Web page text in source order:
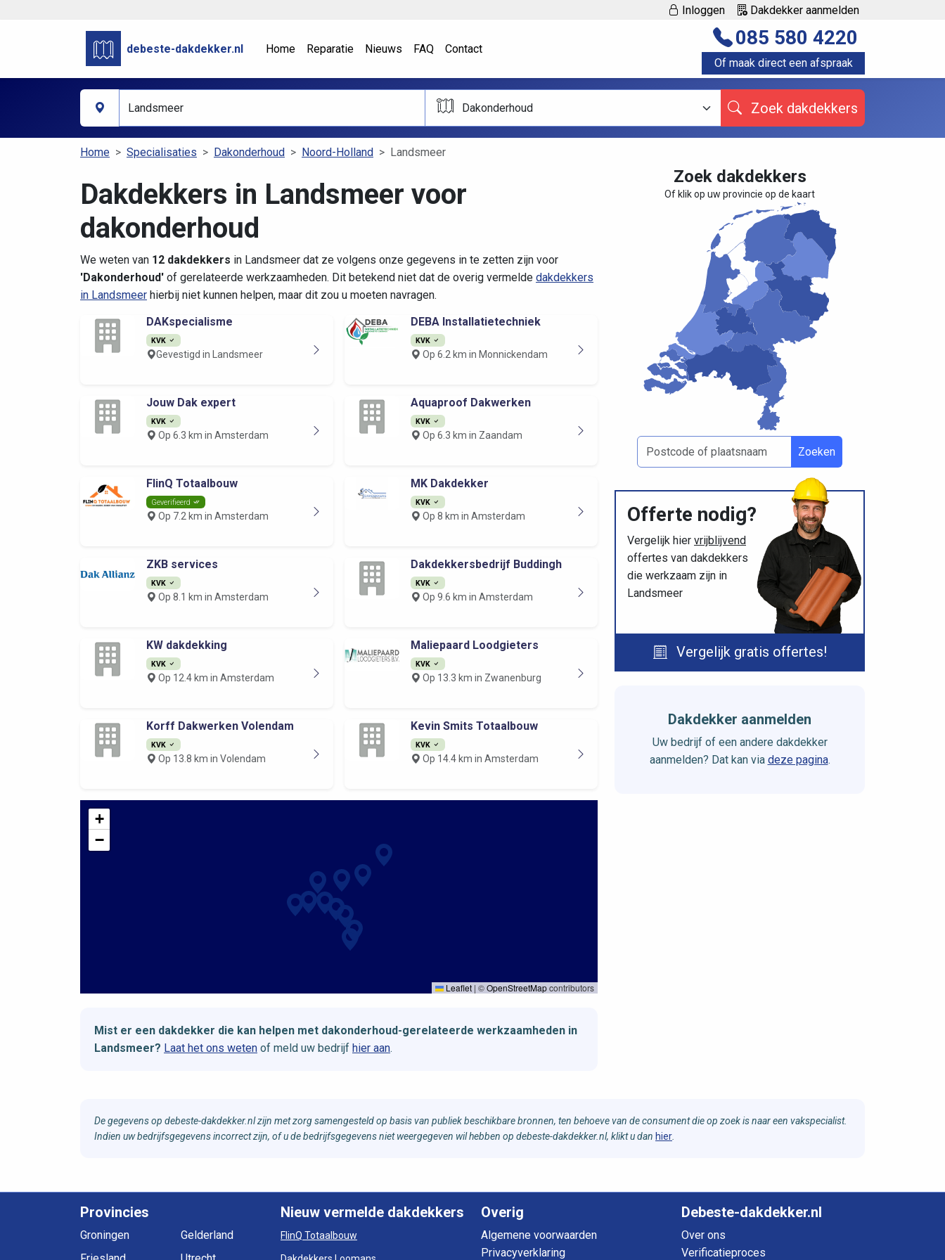
Inloggen Dakdekker aanmelden
debeste-dakdekker.nl Home Reparatie Nieuws FAQ Contact 085 580 4220
Of maak direct een afspraak
Dakonderhoud Zoek dakdekkers
Home Specialisaties Dakonderhoud Noord-Holland Landsmeer
Dakdekkers in Landsmeer voor
dakonderhoud
We weten van 12 dakdekkers in Landsmeer dat ze volgens onze gegevens in te zetten zijn voor
'Dakonderhoud' of gerelateerde werkzaamheden. Dit betekend niet dat de overig vermelde dakdekkers
in Landsmeer hierbij niet kunnen helpen, maar dit zou u moeten navragen.
DAKspecialisme
KVK
Gevestigd in Landsmeer
DEBA Installatietechniek
KVK
Op 6.2 km in Monnickendam
Jouw Dak expert
KVK
Op 6.3 km in Amsterdam
Aquaproof Dakwerken
KVK
Op 6.3 km in Zaandam
FlinQ Totaalbouw
Geverifieerd
Op 7.2 km in Amsterdam
MK Dakdekker
KVK
Op 8 km in Amsterdam
ZKB services
KVK
Op 8.1 km in Amsterdam
Dakdekkersbedrijf Buddingh
KVK
Op 9.6 km in Amsterdam
KW dakdekking
KVK
Op 12.4 km in Amsterdam
Maliepaard Loodgieters
KVK
Op 13.3 km in Zwanenburg
Korff Dakwerken Volendam
KVK
Op 13.8 km in Volendam
Kevin Smits Totaalbouw
KVK
Op 14.4 km in Amsterdam
+
−
Leaflet | ©OpenStreetMapcontributors
Mist er een dakdekker die kan helpen met dakonderhoud-gerelateerde werkzaamheden in
Landsmeer? Laat het ons weten of meld uw bedrijf hier aan.
Zoek dakdekkers
Of klik op uw provincie op de kaart
Zoeken
Offerte nodig?
Vergelijk hier vrijblijvend
offertes van dakdekkers
die werkzaam zijn in
Landsmeer
Vergelijk gratis offertes!
Dakdekker aanmelden
Uw bedrijf of een andere dakdekker
aanmelden? Dat kan via deze pagina.
De gegevens op debeste-dakdekker.nl zijn met zorg samengesteld op basis van publiek beschikbare bronnen, ten behoeve van de consument die op zoek is naar een vakspecialist.
Indien uw bedrijfsgegevens incorrect zijn, of u de bedrijfsgegevens niet weergegeven wil hebben op debeste-dakdekker.nl, klikt u dan hier
Provincies
Groningen
Gelderland
Nieuw vermelde dakdekkers
FlinQ Totaalbouw
Overig
Algemene voorwaarden
Privacyverklaring
Debeste-dakdekker.nl
Over ons
Verificatieproces